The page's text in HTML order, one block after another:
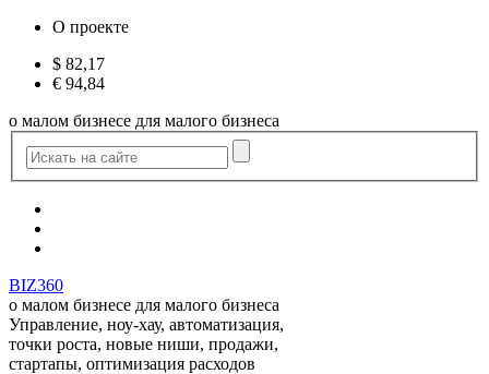
О проекте
$ 82,17
€ 94,84
о малом бизнесе для малого бизнеса
BIZ360
о малом бизнесе для малого бизнеса
Управление, ноу-хау, автоматизация,
точки роста, новые ниши, продажи,
стартапы, оптимизация расходов